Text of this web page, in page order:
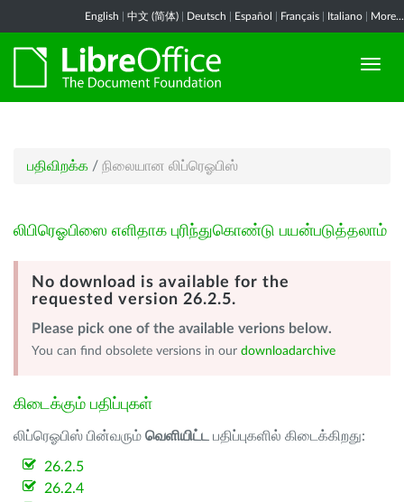
English 中文 (简体) Deutsch Español Français Italiano More...
பதிவிறக்க / நிலையான லிப்ரெஓபிஸ்
லிபிரெஓபிஸை எளிதாக புரிந்துகொண்டு பயன்படுத்தலாம்
No download is available for the
requested version 26.2.5.
Please pick one of the available verions below.
You can find obsolete versions in our downloadarchive
கிடைக்கும் பதிப்புகள்
லிப்ரெஓபிஸ் பின்வரும் வெளியிட்ட பதிப்புகளில் கிடைக்கிறது:
26.2.5
26.2.4